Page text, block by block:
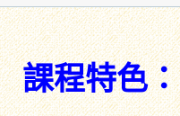
課程特色：